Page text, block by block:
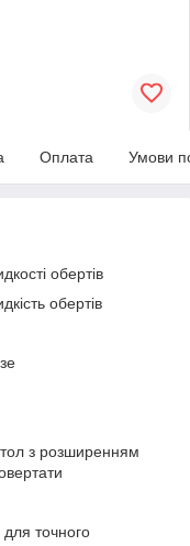
Оплата Умови
обертів
обертів
з розширенням
точного